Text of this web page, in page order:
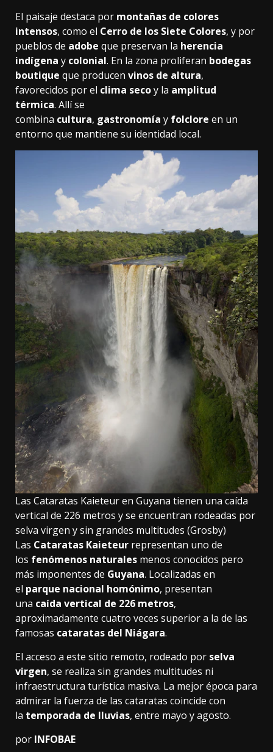
El paisaje destaca por montañas de colores
intensos, como el Cerro de los Siete Colores, y por
pueblos de adobe que preservan la herencia
indígena y colonial. En la zona proliferan bodegas
boutique que producen vinos de altura,
favorecidos por el clima secoy la amplitud
térmica. Allí se
combina cultura, gastronomía y folclore en un
entorno que mantiene su identidad local.
Las Cataratas Kaieteur en Guyana tienen una caída
vertical de 226 metros y se encuentran rodeadas por
selva virgen y sin grandes multitudes (Grosby)
Las Cataratas Kaieteur representan uno de
los fenómenos naturales menos conocidos pero
más imponentes de Guyana. Localizadas en
el parque nacional homónimo, presentan
una caída vertical de 226 metros,
aproximadamente cuatro veces superior a la de las
famosas cataratas del Niágara.
El acceso a este sitio remoto, rodeado por selva
virgen, se realiza sin grandes multitudes ni
infraestructura turística masiva. La mejor época para
admirar la fuerza de las cataratas coincide con
la temporada de lluvias, entre mayo y agosto.
por INFOBAE